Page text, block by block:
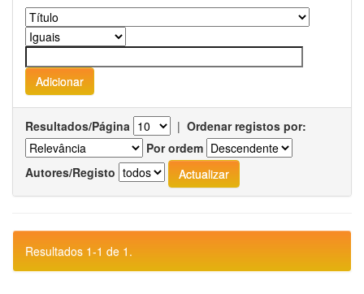
Resultados/Página | Ordenar registos por:
Por ordem
Autores/Registo
Resultados 1-1 de 1.